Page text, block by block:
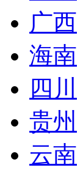
广西
海南
四川
贵州
云南